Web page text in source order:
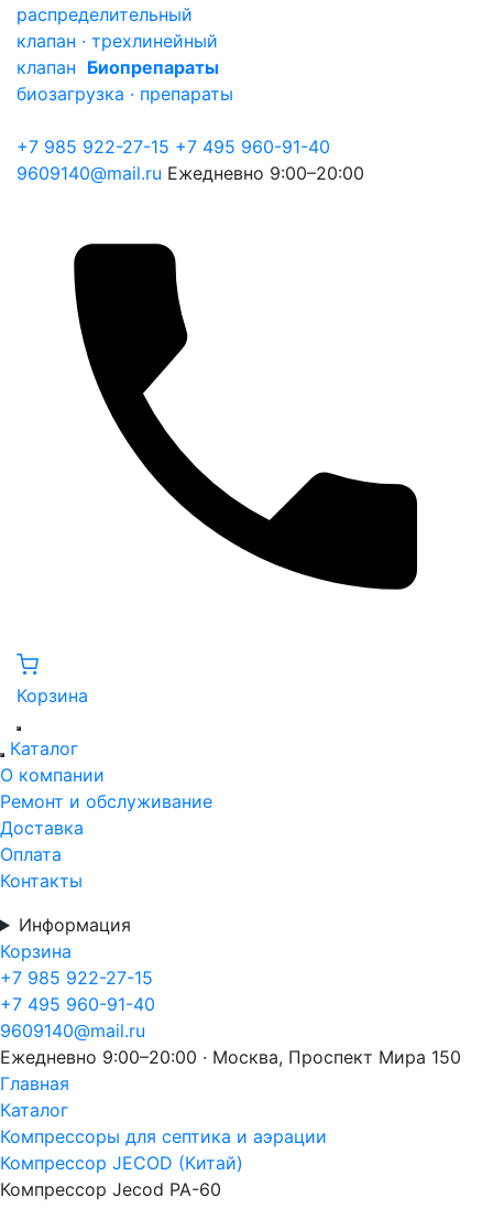
распределительный
клапан · трехлинейный
клапан Биопрепараты
биозагрузка · препараты
+7 985 922-27-15 +7 495 960-91-40
9609140@mail.ru Ежедневно 9:00–20:00
Корзина
Каталог
О компании
Ремонт и обслуживание
Доставка
Оплата
Контакты
Информация
Корзина
+7 985 922-27-15
+7 495 960-91-40
9609140@mail.ru
Ежедневно 9:00–20:00 · Москва, Проспект Мира 150
Главная
Каталог
Компрессоры для септика и аэрации
Компрессор JECOD (Китай)
Компрессор Jecod PA-60